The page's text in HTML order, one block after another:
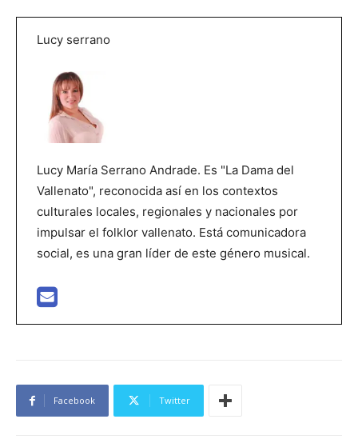
Lucy serrano
Lucy María Serrano Andrade. Es "La Dama del
Vallenato", reconocida así en los contextos
culturales locales, regionales y nacionales por
impulsar el folklor vallenato. Está comunicadora
social, es una gran líder de este género musical.
Facebook Twitter